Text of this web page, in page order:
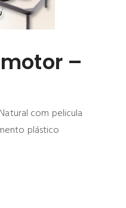
–
com pelicula
plástico